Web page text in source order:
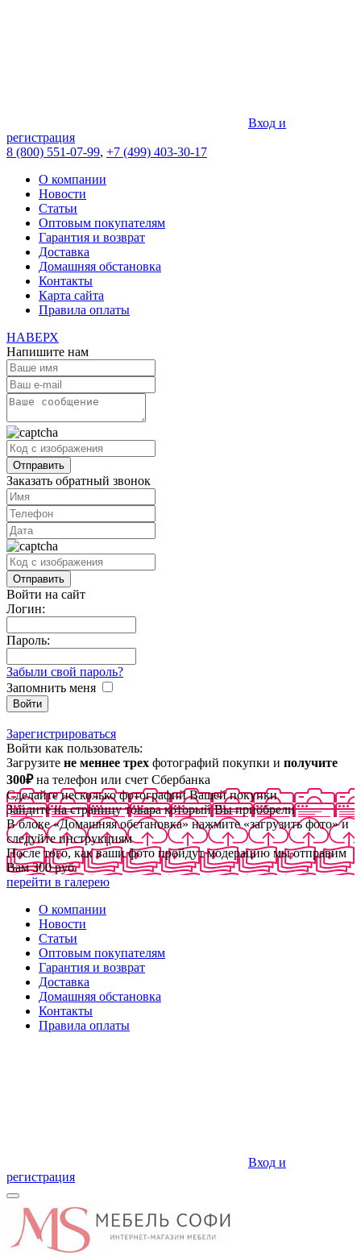
Вход и
регистрация
8 (800) 551-07-99, +7 (499) 403-30-17
О компании
Новости
Статьи
Оптовым покупателям
Гарантия и возврат
Доставка
Домашняя обстановка
Контакты
Карта сайта
Правила оплаты
НАВЕРХ
Напишите нам
Заказать обратный звонок
Войти на сайт
Логин:
Пароль:
Забыли свой пароль?
Запомнить меня
Зарегистрироваться
Войти как пользователь:
Загрузите не меннее трех фотографий покупки и получите
300₽на телефон или счет Сбербанка
Сделайте несколько фотографий Вашей покупки
Зайдите на страницу товара который Вы приобрели
В блоке «Домашняя обстановка» нажмите «загрузить фото» и
следуйте инструкциям
После того, как ваши фото пройдут модерацию мы отправим
Вам 300 руб
перейти в галерею
О компании
Новости
Статьи
Оптовым покупателям
Гарантия и возврат
Доставка
Домашняя обстановка
Контакты
Правила оплаты
Вход и
регистрация